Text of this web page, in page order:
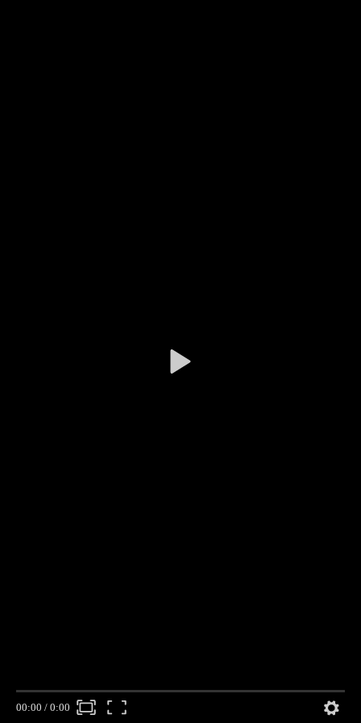
00:00 / 0:00